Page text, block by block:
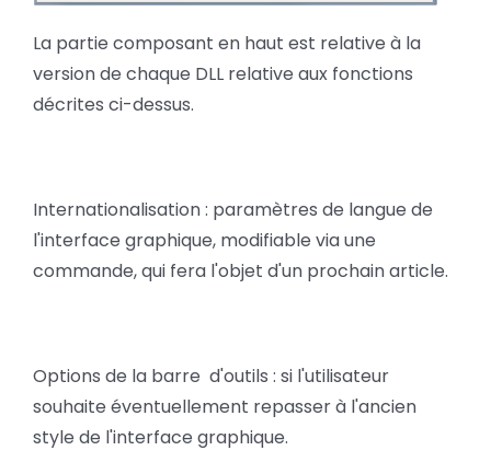
La partie composant en haut est relative à la
version de chaque DLL relative aux fonctions
décrites ci-dessus.
Internationalisation : paramètres de langue de
l'interface graphique, modifiable via une
commande, qui fera l'objet d'un prochain article.
Options de la barre d'outils : si l'utilisateur
souhaite éventuellement repasser à l'ancien
style de l'interface graphique.